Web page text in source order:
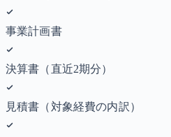
事業計画書
決算書（直近2期分）
見積書（対象経費の内訳）